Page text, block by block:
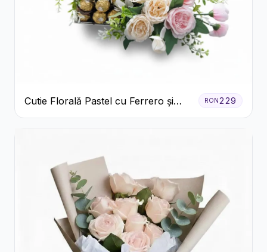
Cutie Florală Pastel cu Ferrero și
Raffaello
RON229